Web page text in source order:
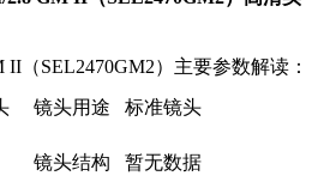
II（SEL2470GM2）主要参数解读：
镜头用途 标准镜头
镜头结构 暂无数据